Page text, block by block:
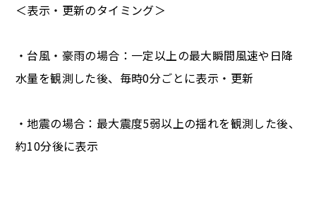
＜表示・更新のタイミング＞
・台風・豪雨の場合：一定以上の最大瞬間風速や日降
水量を観測した後、毎時0分ごとに表示・更新
・地震の場合：最大震度5弱以上の揺れを観測した後、
約10分後に表示